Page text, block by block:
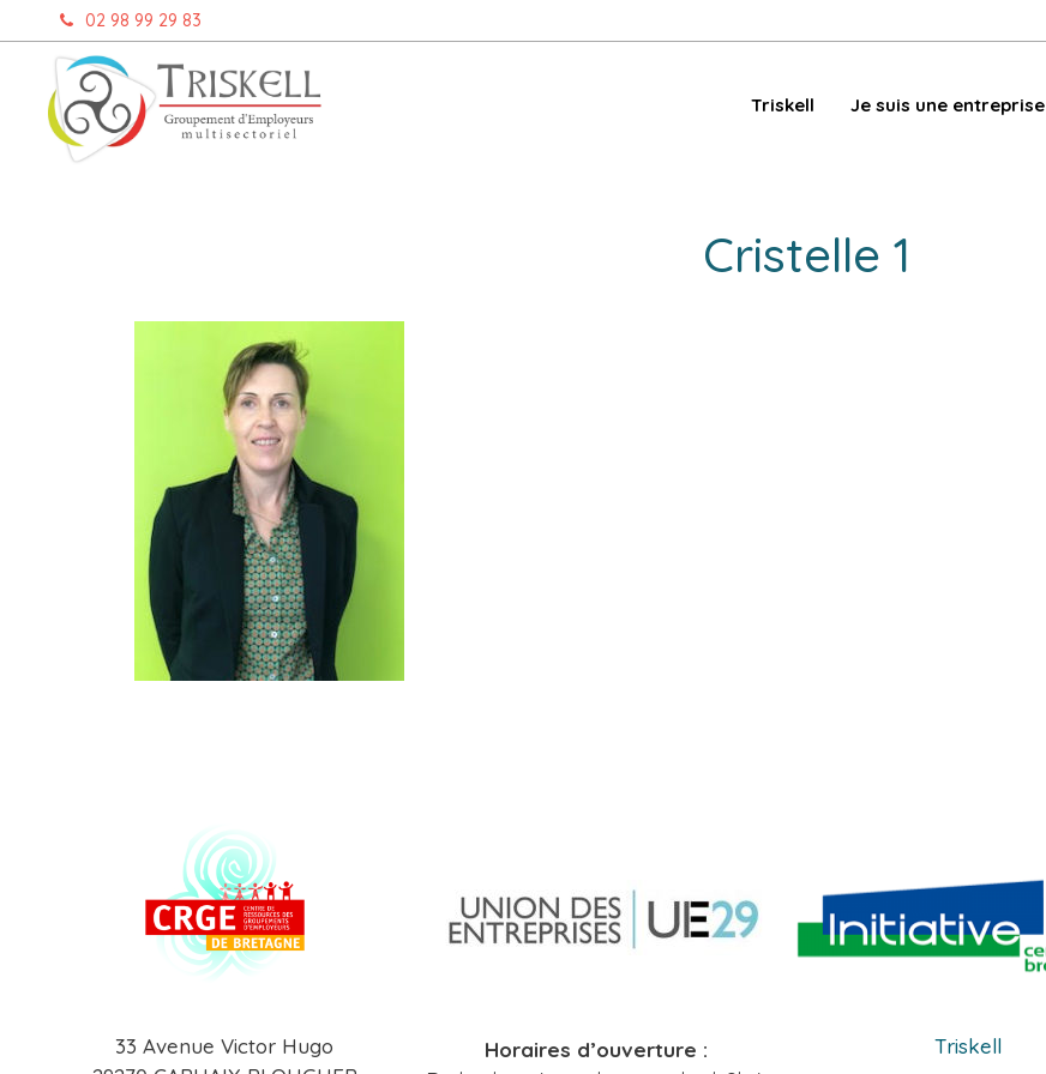
au
contenu
02 98 99 29 83
Triskell Je suis une entreprise
Cristelle 1
33 Avenue Victor Hugo
Horaires d’ouverture :
Triskell